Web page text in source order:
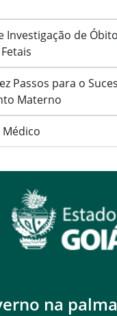
Investigação de
Passos para o
Materno
na